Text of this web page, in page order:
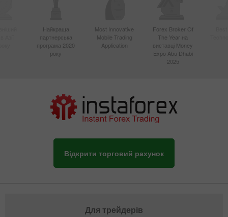
Найкраща
партнерська
програма 2020
року
Most Innovative
Mobile Trading
Application
Forex Broker Of
The Year на
виставці Money
Expo Abu Dhabi
2025
Відкрити торговий рахунок
Для трейдерів